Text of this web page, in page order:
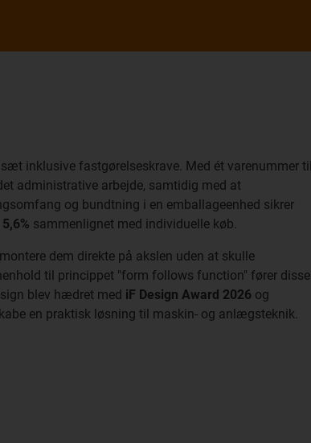
inklusive fastgørelseskrave. Med ét varenummer til
administrative arbejde, samtidig med at
og bundtning i en emballageenhed sikrer
sammenlignet med individuelle køb.
dem direkte på akslen uden at skulle
til princippet "form follows function" fører disse
blev hædret med iF Design Award 2026 og
en praktisk løsning til maskin- og anlægsteknik.